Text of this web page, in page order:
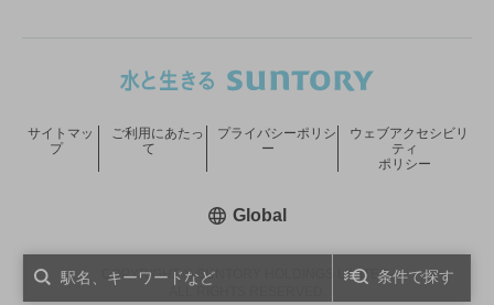
条件で探す
COPYRIGHT © SUNTORY HOLDINGS LIMITED.
サイトマッ
プ
ご利用にあたっ
て
プライバシーポリシ
ー
ウェブアクセシビリ
ティ
ポリシー
Global新しいウィンドウで開く